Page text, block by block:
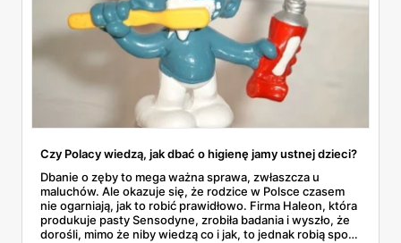
Czy Polacy wiedzą, jak dbać o higienę jamy ustnej dzieci?
Dbanie o zęby to mega ważna sprawa, zwłaszcza u
maluchów. Ale okazuje się, że rodzice w Polsce czasem
nie ogarniają, jak to robić prawidłowo. Firma Haleon, która
produkuje pasty Sensodyne, zrobiła badania i wyszło, że
dorośli, mimo że niby wiedzą co i jak, to jednak robią sporo